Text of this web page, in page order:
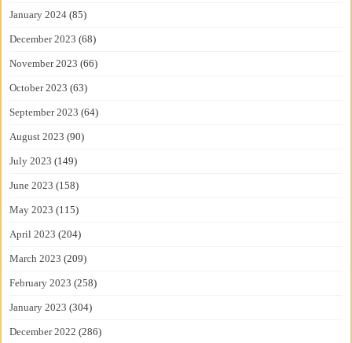
January 2024 (85)
December 2023 (68)
November 2023 (66)
October 2023 (63)
September 2023 (64)
August 2023 (90)
July 2023 (149)
June 2023 (158)
May 2023 (115)
April 2023 (204)
March 2023 (209)
February 2023 (258)
January 2023 (304)
December 2022 (286)